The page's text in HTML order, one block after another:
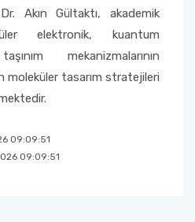
Akın Gültaktı, akademik
elektronik, kuantum
mekanizmalarının
moleküler tasarım stratejileri
09:09:51
09:09:51